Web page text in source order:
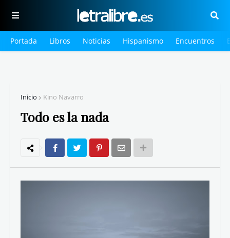
Portada Libros Noticias Hispanismo Encuentros
Inicio Kino Navarro
Todo es la nada